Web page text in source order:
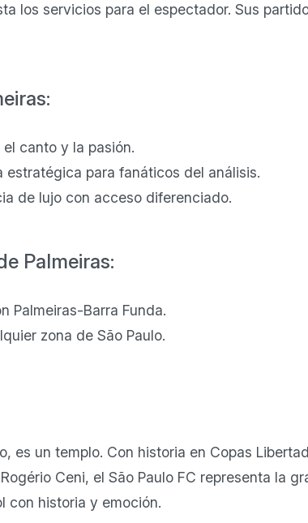
los servicios para el espectador. Sus
canto y la pasión.
estratégica para fanáticos del análisis.
de lujo con acceso diferenciado.
Palmeiras:
Palmeiras-Barra Funda.
zona de São Paulo.
es un templo. Con historia en Copas
Ceni, el São Paulo FC representa la
con historia y emoción.